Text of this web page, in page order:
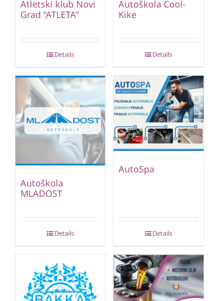
Atletski klub Novi
Grad “ATLETA”
Details
Autoškola Cool-
Kike
Details
Autoškola
MLADOST
Details
AutoSpa
Details